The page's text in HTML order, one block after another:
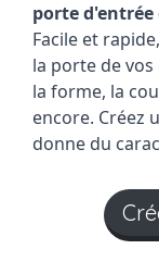
porte
Facile et
la porte de vos
la forme, la
encore. Créez
donne du